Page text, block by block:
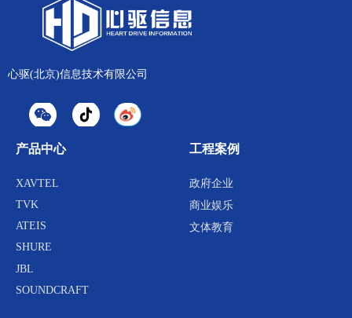
RVS SA系列 扬声器
RVS PRO系列 功率放大器
XAVTEL OCTO-ND数字音频处理
器
心驱(北京)信息技术有限公司
产品中心
XAVTEL
TVK
ATEIS
SHURE
JBL
SOUNDCRAFT
工程案例
政府企业
商业娱乐
文体教育